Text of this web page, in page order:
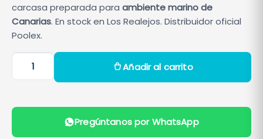
carcasa preparada para ambiente marino de
Canarias. En stock en Los Realejos. Distribuidor oficial
Poolex.
B
d
Añadir al carrito
Pregúntanos por WhatsApp